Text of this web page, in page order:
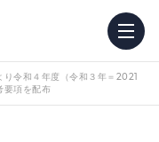
令和４年度（令和３年＝2021
要項を配布